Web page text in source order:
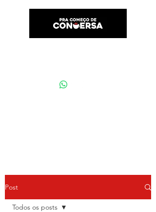
Post
Todos os posts